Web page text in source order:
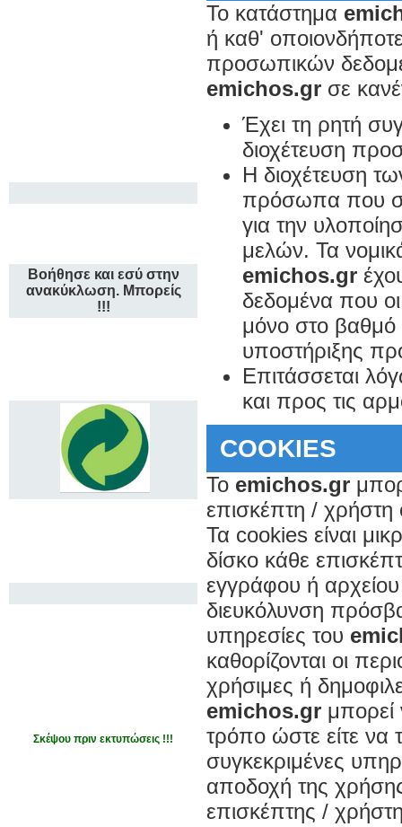
Το κατάστημα
ή καθ'
προσωπικών
emichos.gr σε
Έχει τη ρητή
διοχέτευση
Η διοχέτευση
πρόσωπα που
για την
μελών. Τα
emichos.gr
δεδομένα που
μόνο στο βαθμό
υποστήριξης
Επιτάσσεται
και προς τις
COOKIES
Το emichos.gr
επισκέπτη /
Τα cookies είναι
δίσκο κάθε
εγγράφου ή
διευκόλυνση
υπηρεσίες του
καθορίζονται οι
χρήσιμες ή
emichos.gr μπορεί
τρόπο ώστε είτε να
συγκεκριμένες
αποδοχή της
επισκέπτης /
Βοήθησε και εσύ στην
ανακύκλωση. Μπορείς
!!!
Σκέψου πριν εκτυπώσεις !!!